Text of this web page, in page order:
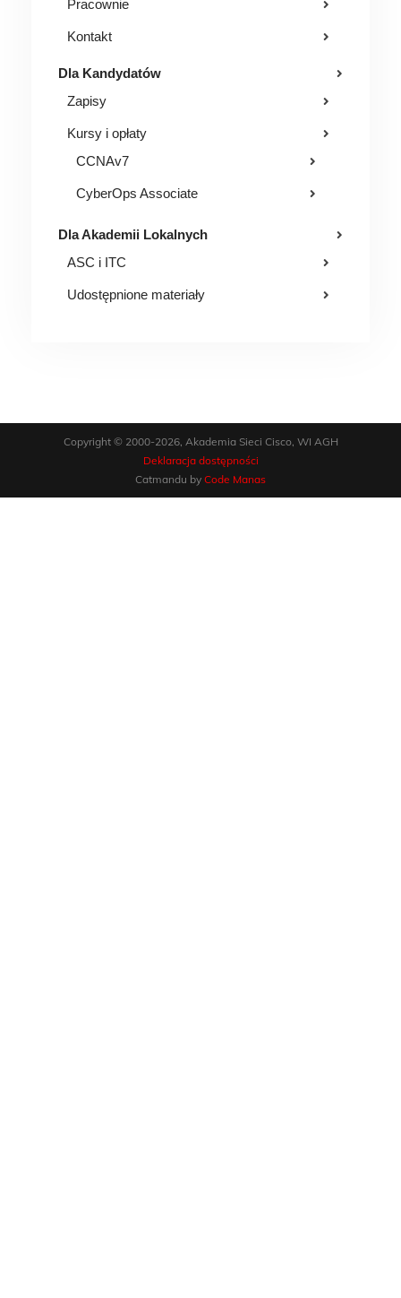
Pracownie
Kontakt
Dla Kandydatów
Zapisy
Kursy i opłaty
CCNAv7
CyberOps Associate
Dla Akademii Lokalnych
ASC i ITC
Udostępnione materiały
Copyright © 2000-2026, Akademia Sieci Cisco, WI AGH
Deklaracja dostępności
Catmandu by Code Manas